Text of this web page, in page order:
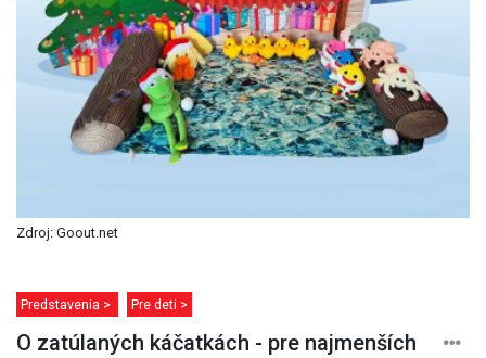
Zdroj: Goout.net
Predstavenia > Pre deti >
O zatúlaných káčatkách - pre najmenších